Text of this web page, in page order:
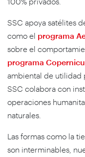
SSC apoya satélites
como el programa
sobre el
programa
ambiental de utilidad
SSC colabora con
operaciones
naturales.
Las formas como la
son interminables,